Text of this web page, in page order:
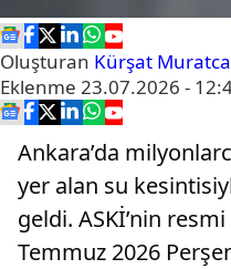
Oluşturan Kürşat
Eklenme 23.07.2026 -
Ankara’da
yer alan su
geldi. ASKİ’nin
Temmuz 2026